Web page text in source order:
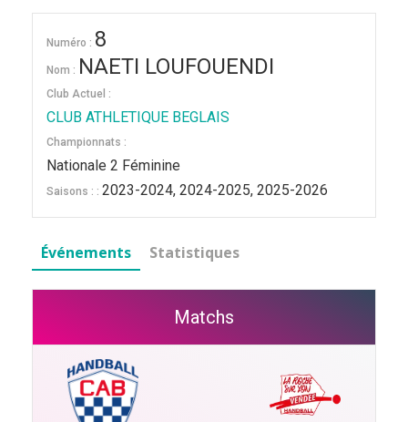
Numéro : 8
Nom : NAETI LOUFOUENDI
Club Actuel :
CLUB ATHLETIQUE BEGLAIS
Championnats :
Nationale 2 Féminine
Saisons : : 2023-2024, 2024-2025, 2025-2026
Événements Statistiques
Matchs